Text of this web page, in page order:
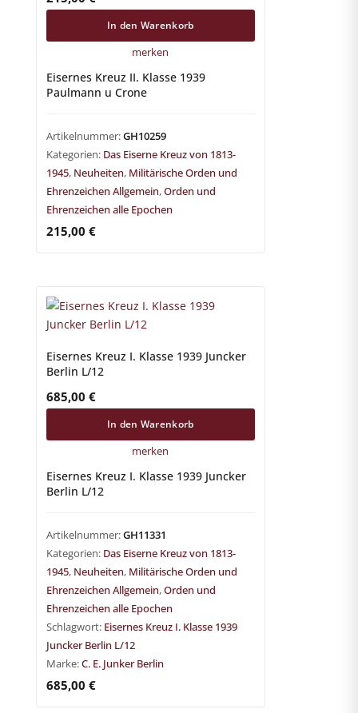
In den Warenkorb
merken
Eisernes Kreuz II. Klasse 1939
Paulmann u Crone
Artikelnummer:GH10259
Kategorien: Das Eiserne Kreuz von 1813-
1945, Neuheiten, Militärische Orden und
Ehrenzeichen Allgemein,Orden und
Ehrenzeichen alle Epochen
215,00 €
Eisernes Kreuz I. Klasse 1939 Juncker
Berlin L/12
685,00 €
In den Warenkorb
merken
Eisernes Kreuz I. Klasse 1939 Juncker
Berlin L/12
Artikelnummer:GH11331
Kategorien: Das Eiserne Kreuz von 1813-
1945, Neuheiten, Militärische Orden und
Ehrenzeichen Allgemein,Orden und
Ehrenzeichen alle Epochen
Schlagwort: Eisernes Kreuz I. Klasse 1939
Juncker Berlin L/12
Marke:C. E. Junker Berlin
685,00 €